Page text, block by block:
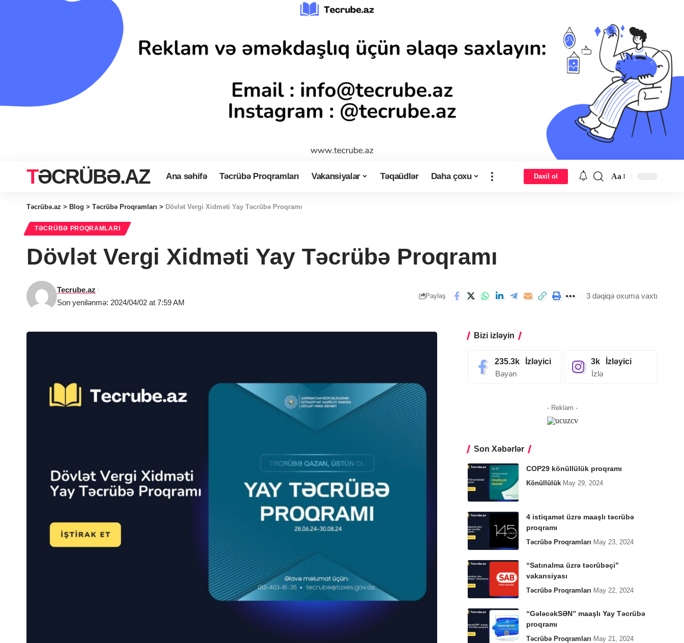
TƏCRÜBƏ.AZ Ana səhifə Təcrübə Proqramları Vakansiyalar Təqaüdlər Daha çoxu Daxil ol Aa
Təcrübə.az > Blog > Təcrübə Proqramları > Dövlət Vergi Xidməti Yay Təcrübə Proqramı
TƏCRÜBƏ PROQRAMLARI
Dövlət Vergi Xidməti Yay Təcrübə Proqramı
Son yenilənmə: 2024/04/02 at 7:59 AM
Tecrube.az
Paylaş 3 dəqiqə oxuma vaxtı
Bizi izləyin
235.3k İzləyici
Bəyən
3k İzləyici
İzlə
- Reklam -
Son Xəbərlər
COP29 könüllülük proqramı
Könüllülük May 29, 2024
4 istiqamət üzrə maaşlı təcrübə
proqramı
Təcrübə Proqramları May 23, 2024
“Satınalma üzrə təcrübəçi”
vakansiyası
Təcrübə Proqramları May 22, 2024
“GələcəkSƏN” maaşlı Yay Təcrübə
proqramı
Təcrübə Proqramları May 21, 2024